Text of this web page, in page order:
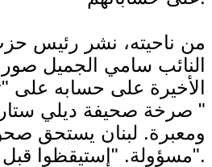
من ناحيته، نشر رئيس
النائب سامي الجميل
الأخيرة على حسابه على
" صرخة صحيفة ديلي ستار
ومعبرة. لبنان يستحق
مسؤولة. "إستيقظوا قبل فوات الأوان".